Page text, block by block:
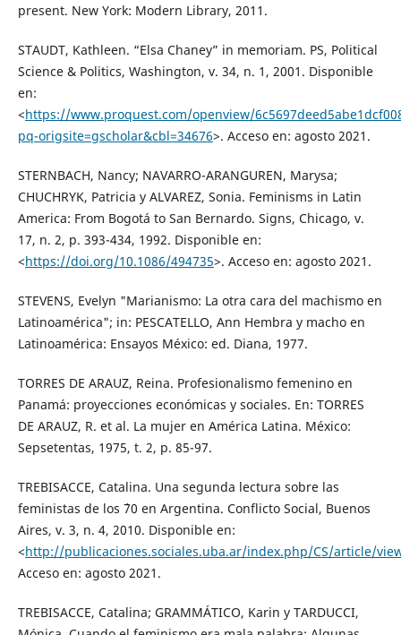
present. New York: Modern Library, 2011.
STAUDT, Kathleen. “Elsa Chaney” in memoriam. PS, Political
Science & Politics, Washington, v. 34, n. 1, 2001. Disponible
en:
<https://www.proquest.com/openview/
pq-origsite=gscholar&cbl=34676>. Acceso en: agosto 2021.
STERNBACH, Nancy; NAVARRO-ARANGUREN, Marysa;
CHUCHRYK, Patricia y ALVAREZ, Sonia. Feminisms in Latin
America: From Bogotá to San Bernardo. Signs, Chicago, v.
17, n. 2, p. 393-434, 1992. Disponible en:
<https://doi.org/10.1086/494735>. Acceso en: agosto 2021.
STEVENS, Evelyn "Marianismo: La otra cara del machismo en
Latinoamérica"; in: PESCATELLO, Ann Hembra y macho en
Latinoamérica: Ensayos México: ed. Diana, 1977.
TORRES DE ARAUZ, Reina. Profesionalismo femenino en
Panamá: proyecciones económicas y sociales. En: TORRES
DE ARAUZ, R. et al. La mujer en América Latina. México:
Sepsetentas, 1975, t. 2, p. 85-97.
TREBISACCE, Catalina. Una segunda lectura sobre las
feministas de los ´70 en Argentina. Conflicto Social, Buenos
Aires, v. 3, n. 4, 2010. Disponible en:
<http://publicaciones.sociales.uba.ar/index.php/CS/article/
Acceso en: agosto 2021.
TREBISACCE, Catalina; GRAMMÁTICO, Karin y TARDUCCI,